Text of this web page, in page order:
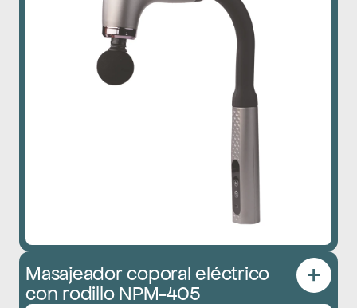
Masajeador coporal eléctrico
con rodillo NPM-405